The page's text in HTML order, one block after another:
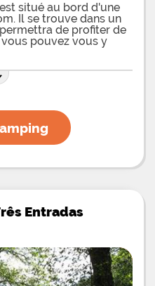
situé au bord d'une
Il se trouve dans un
de profiter de
pouvez vous y
Entradas